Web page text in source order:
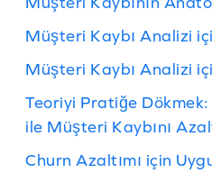
Müşteri Kaybı Analizi
Müşteri Kaybı Analizi
Teoriyi Pratiğe
ile Müşteri Kaybını
Churn Azaltımı için